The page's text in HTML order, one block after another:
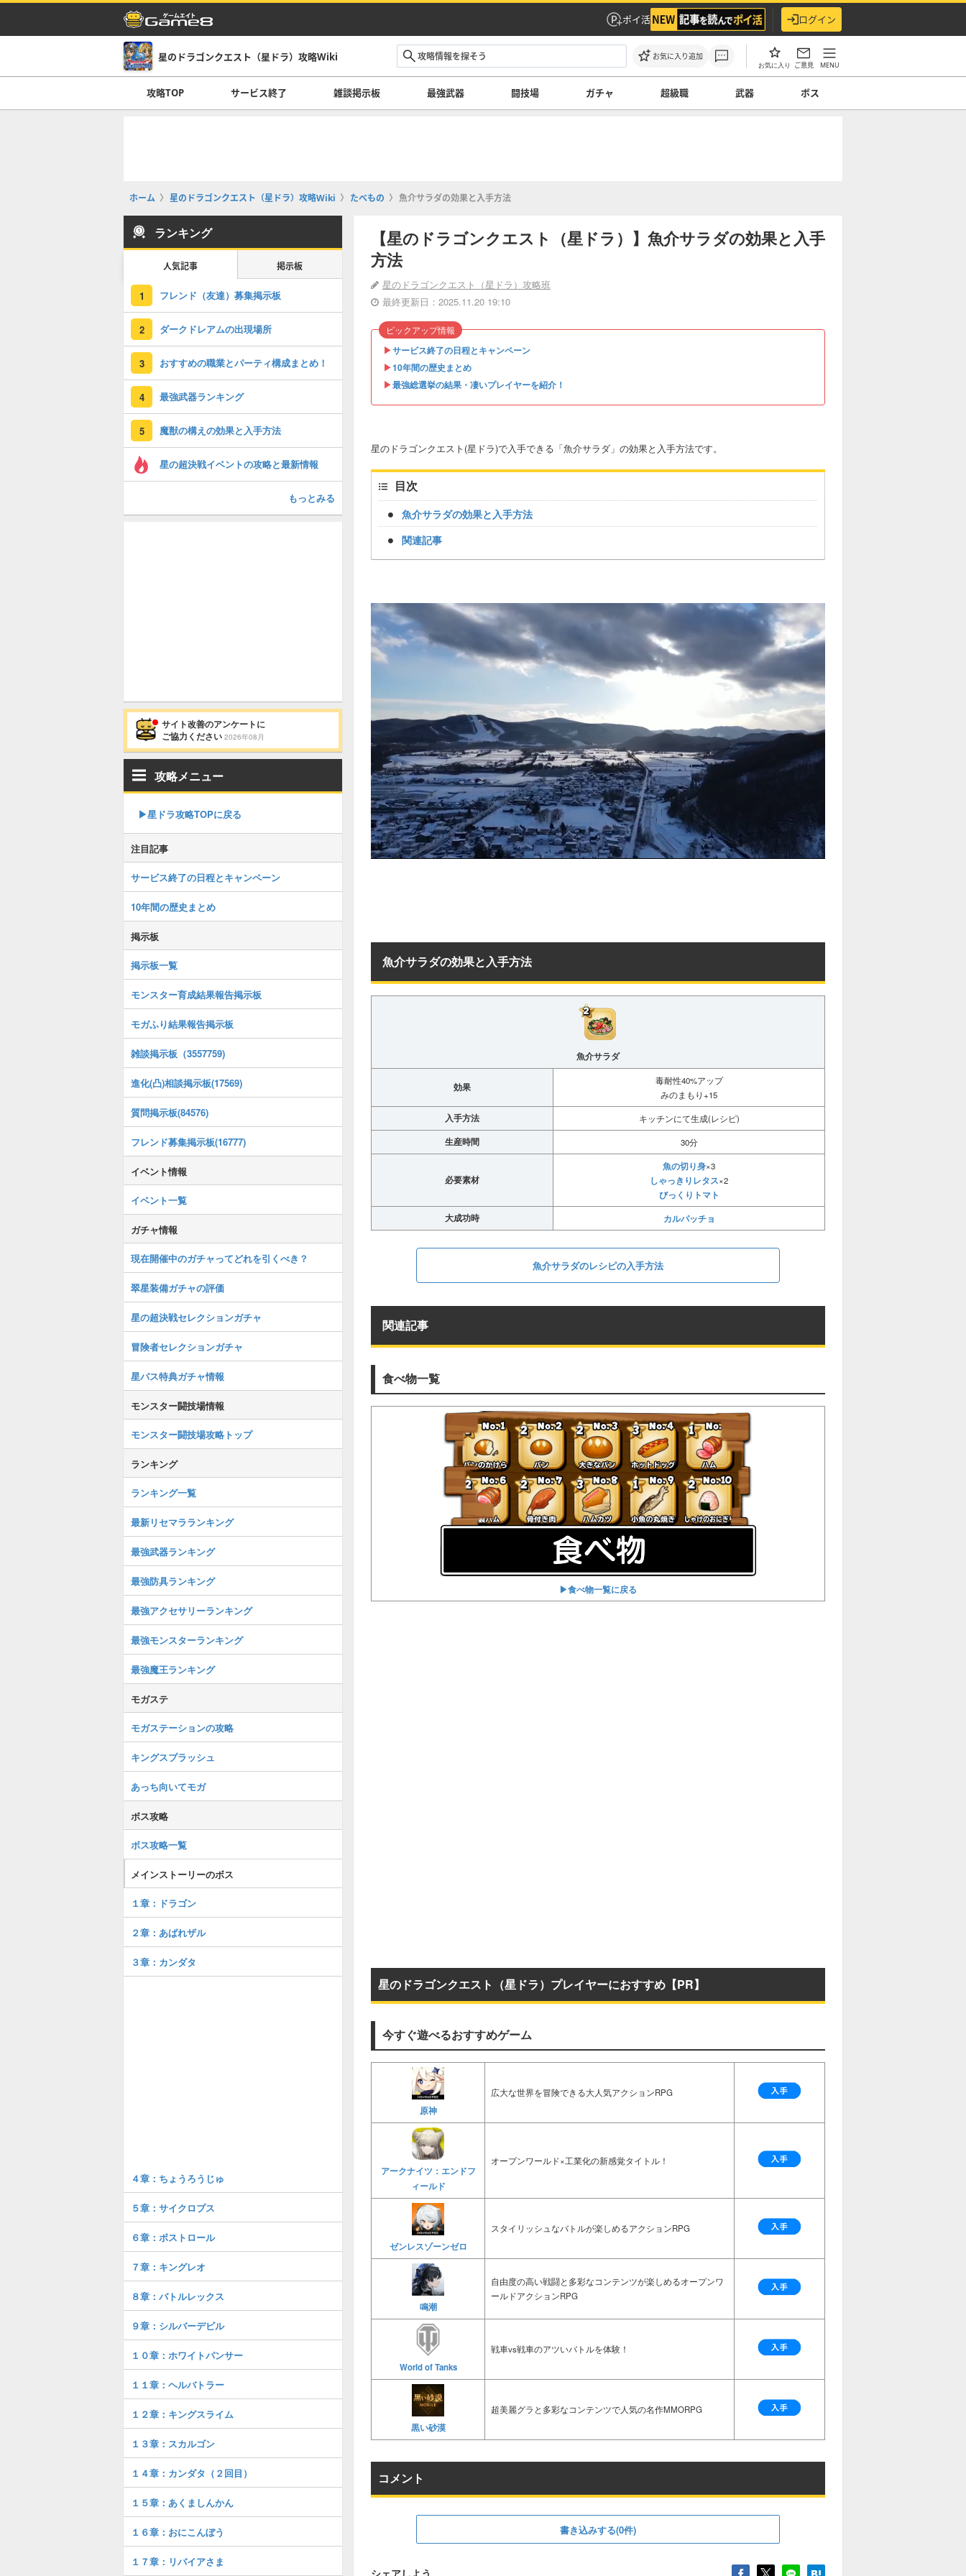
ポイ活 ログイン
星のドラゴンクエスト（星ドラ）攻略Wiki お気に入り追加
お気に入り ご意見 MENU
攻略TOP サービス終了 雑談掲示板 最強武器 闘技場 ガチャ 超級職 武器 ボス
ホーム 星のドラゴンクエスト（星ドラ）攻略Wiki たべもの 魚介サラダの効果と入手方法
【星のドラゴンクエスト（星ドラ）】魚介サラダの効果と入手
方法
星のドラゴンクエスト（星ドラ）攻略班
最終更新日：2025.11.20 19:10
▶︎サービス終了の日程とキャンペーン
▶︎10年間の歴史まとめ
▶︎最強総選挙の結果・凄いプレイヤーを紹介！
ピックアップ情報
星のドラゴンクエスト(星ドラ)で入手できる「魚介サラダ」の効果と入手方法です。
目次
魚介サラダの効果と入手方法
関連記事
魚介サラダの効果と入手方法
魚介サラダ
効果
毒耐性40%アップ
みのまもり+15
入手方法 キッチンにて生成(レシピ)
生産時間 30分
必要素材
魚の切り身×3
しゃっきりレタス×2
びっくりトマト
大成功時 カルパッチョ
魚介サラダのレシピの入手方法
関連記事
食べ物一覧
▶︎食べ物一覧に戻る
星のドラゴンクエスト（星ドラ）プレイヤーにおすすめ【PR】
今すぐ遊べるおすすめゲーム
原神
広大な世界を冒険できる大人気アクションRPG
アークナイツ：エンドフ
ィールド
オープンワールド×工業化の新感覚タイトル！
ゼンレスゾーンゼロ
スタイリッシュなバトルが楽しめるアクションRPG
鳴潮
自由度の高い戦闘と多彩なコンテンツが楽しめるオープンワ
ールドアクションRPG
World of Tanks
戦車vs戦車のアツいバトルを体験！
黒い砂漠
超美麗グラと多彩なコンテンツで人気の名作MMORPG
コメント
書き込みする(0件)
シェアしよう
ランキング
人気記事 掲示板
1 フレンド（友達）募集掲示板
2 ダークドレアムの出現場所
3 おすすめの職業とパーティ構成まとめ！
4 最強武器ランキング
5 魔獣の構えの効果と入手方法
星の超決戦イベントの攻略と最新情報
もっとみる
サイト改善のアンケートに
ご協力ください 2026年08月
攻略メニュー
▶︎星ドラ攻略TOPに戻る
注目記事
サービス終了の日程とキャンペーン
10年間の歴史まとめ
掲示板
掲示板一覧
モンスター育成結果報告掲示板
モガふり結果報告掲示板
雑談掲示板（3557759)
進化(凸)相談掲示板(17569)
質問掲示板(84576)
フレンド募集掲示板(16777)
イベント情報
イベント一覧
ガチャ情報
現在開催中のガチャってどれを引くべき？
翠星装備ガチャの評価
星の超決戦セレクションガチャ
冒険者セレクションガチャ
星パス特典ガチャ情報
モンスター闘技場情報
モンスター闘技場攻略トップ
ランキング
ランキング一覧
最新リセマラランキング
最強武器ランキング
最強防具ランキング
最強アクセサリーランキング
最強モンスターランキング
最強魔王ランキング
モガステ
モガステーションの攻略
キングスプラッシュ
あっち向いてモガ
ボス攻略
ボス攻略一覧
メインストーリーのボス
１章：ドラゴン
２章：あばれザル
３章：カンダタ
４章：ちょうろうじゅ
５章：サイクロプス
６章：ボストロール
７章：キングレオ
８章：バトルレックス
９章：シルバーデビル
１０章：ホワイトパンサー
１１章：ヘルバトラー
１２章：キングスライム
１３章：スカルゴン
１４章：カンダタ（２回目）
１５章：あくましんかん
１６章：おにこんぼう
１７章：リバイアさま